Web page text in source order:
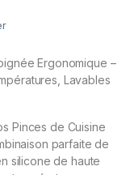
Ergonomique –
Lavables
Pinces de Cuisine
parfaite de
silicone de haute